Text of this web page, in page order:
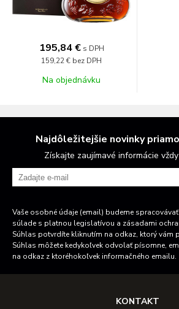
195,84 € s DPH
159,22 € bez DPH
Na objednávku
Najdôležitejšie novinky
Získajte zaujímavé informácie
Vaše osobné údaje (email) budeme
súlade s platnou legislatívou a zásadami
Súhlas potvrdíte kliknutím na odkaz, ktorý vám
Súhlas môžete kedykoľvek odvolať písomne,
na odkaz z ktoréhokoľvek informačného emailu.
KONTAKT